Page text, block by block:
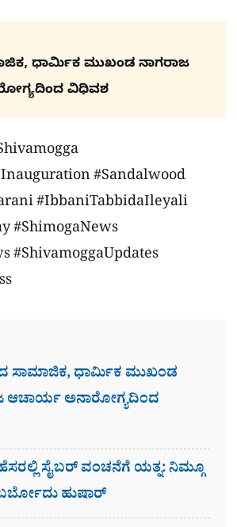
ಧಾರ್ಮಿಕ ಮುಖಂಡ ನಾಗರಾಜ
ವಿಧಿವಶ
#Sandalwood
#IbbaniTabbidaIleyali
#ShimogaNews
#ShivamoggaUpdates
ಸಾಮಾಜಿಕ, ಧಾರ್ಮಿಕ ಮುಖಂಡ
ಆಚಾರ್ಯ ಅನಾರೋಗ್ಯದಿಂದ
ಹೆಸರಲ್ಲಿ ಸೈಬ‌ರ್ ವಂಚನೆಗೆ ಯತ್ನ: ನಿಮ್ಗೂ
ಹುಷಾರ್​​